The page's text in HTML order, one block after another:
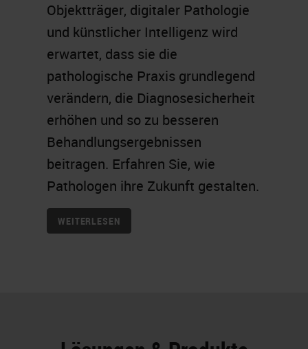
Objektträger, digitaler Pathologie
und künstlicher Intelligenz wird
erwartet, dass sie die
pathologische Praxis grundlegend
verändern, die Diagnosesicherheit
erhöhen und so zu besseren
Behandlungsergebnissen
beitragen. Erfahren Sie, wie
Pathologen ihre Zukunft gestalten.
WEITERLESEN